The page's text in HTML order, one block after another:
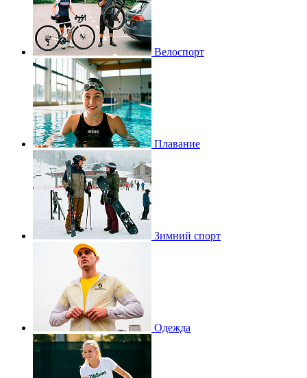
Велоспорт
Плавание
Зимний спорт
Одежда